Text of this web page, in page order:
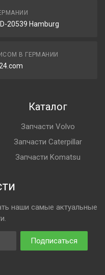
20539 Hamburg
В ГЕРМАНИИ
Каталог
Запчасти Volvo
Запчасти Caterpillar
Запчасти Komatsu
наши самые актуальные
Подписаться